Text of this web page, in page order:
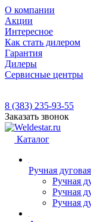
О компании
Акции
Интересное
Как стать дилером
Гарантия
Дилеры
Сервисные центры
8 (383) 235-93-55
Заказать звонок
Каталог
Ручная
Ручная
Ручная
Ручная